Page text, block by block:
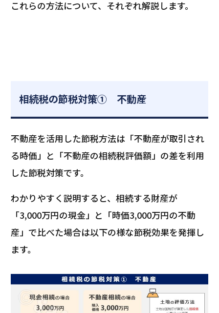
これらの方法について、それぞれ解説します。
相続税の節税対策① 不動産
不動産を活用した節税方法は「不動産が取引され
る時価」と「不動産の相続税評価額」の差を利用
した節税対策です。
わかりやすく説明すると、相続する財産が
「3,000万円の現金」と「時価3,000万円の不動
産」で比べた場合は以下の様な節税効果を発揮し
ます。